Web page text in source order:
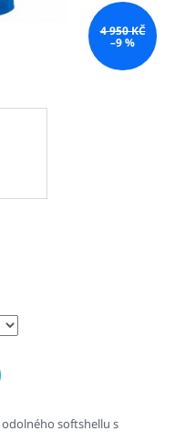
4 950 KČ
–9 %
odolného softshellu s